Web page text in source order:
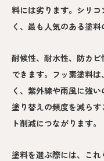
料には劣ります。シリ
く、最も人気のある塗料
耐候性、耐水性、防カ
できます。フッ素塗料
く、紫外線や雨風に強い
塗り替えの頻度を減ら
ト削減につながります。
塗料を選ぶ際には、こ